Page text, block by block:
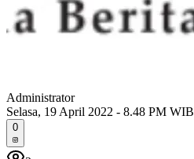
Administrator
Selasa, 19 April 2022 - 8.48 PM WIB
0